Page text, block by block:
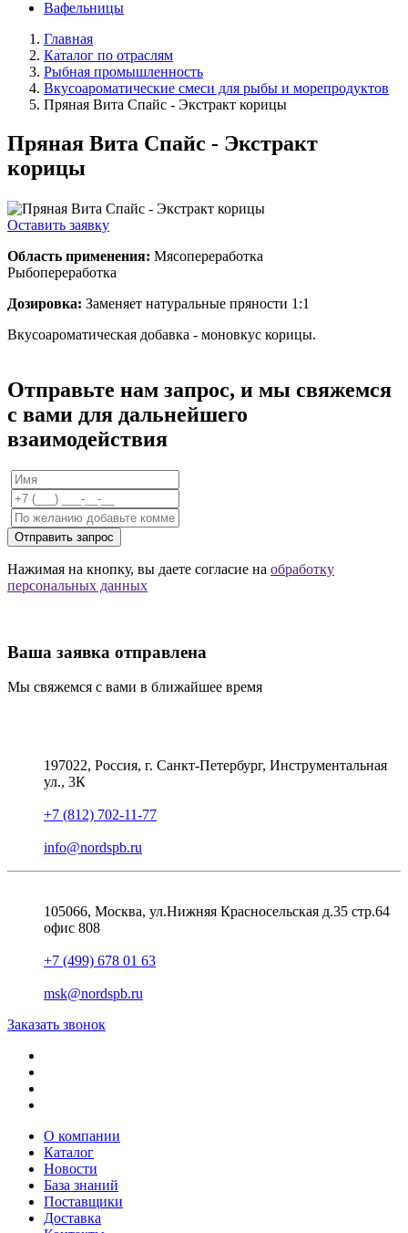
Вафельницы
Главная
Каталог по отраслям
Рыбная промышленность
Вкусоароматические смеси для рыбы и морепродуктов
Пряная Вита Спайс - Экстракт корицы
Пряная Вита Спайс - Экстракт
корицы
Оставить заявку
Область применения: Мясопереработка
Рыбопереработка
Дозировка: Заменяет натуральные пряности 1:1
Вкусоароматическая добавка - моновкус корицы.
Отправьте нам запрос, и мы свяжемся
с вами для дальнейшего
взаимодействия
Отправить запрос
Нажимая на кнопку, вы даете согласие на обработку
персональных данных
Ваша заявка отправлена
Мы свяжемся с вами в ближайшее время
197022, Россия, г. Санкт-Петербург, Инструментальная
ул., 3К
+7 (812) 702-11-77
info@nordspb.ru
105066, Москва, ул.Нижняя Красносельская д.35 стр.64
офис 808
+7 (499) 678 01 63
msk@nordspb.ru
Заказать звонок
О компании
Каталог
Новости
База знаний
Поставщики
Доставка